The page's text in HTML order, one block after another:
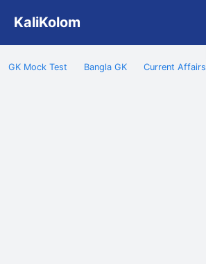
content
KaliKolom
GK Mock Test Bangla GK Current Affairs